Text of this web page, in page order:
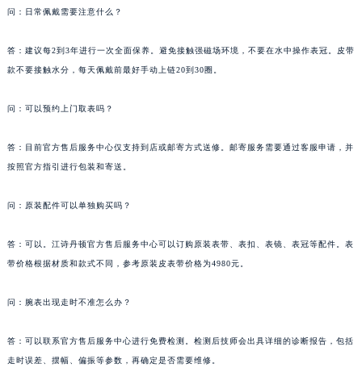
问：日常佩戴需要注意什么？
答：建议每2到3年进行一次全面保养。避免接触强磁场环境，不要在水中操作表冠。皮带
款不要接触水分，每天佩戴前最好手动上链20到30圈。
问：可以预约上门取表吗？
答：目前官方售后服务中心仅支持到店或邮寄方式送修。邮寄服务需要通过客服申请，并
按照官方指引进行包装和寄送。
问：原装配件可以单独购买吗？
答：可以。江诗丹顿官方售后服务中心可以订购原装表带、表扣、表镜、表冠等配件。表
带价格根据材质和款式不同，参考原装皮表带价格为4980元。
问：腕表出现走时不准怎么办？
答：可以联系官方售后服务中心进行免费检测。检测后技师会出具详细的诊断报告，包括
走时误差、摆幅、偏振等参数，再确定是否需要维修。